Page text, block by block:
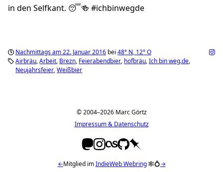
in den Selfkant. 😴🍻 #ichbinwegde
Nachmittags am 22. Januar 2016 bei 48° N, 12°O
Airbräu Arbeit Brezn Feierabendbier hofbräu Ich bin weg.de
Neujahrsfeier Weißbier
© 2004–2026 Marc Görtz
Impressum & Datenschutz
←Mitglied imIndieWeb Webring🕸💍→